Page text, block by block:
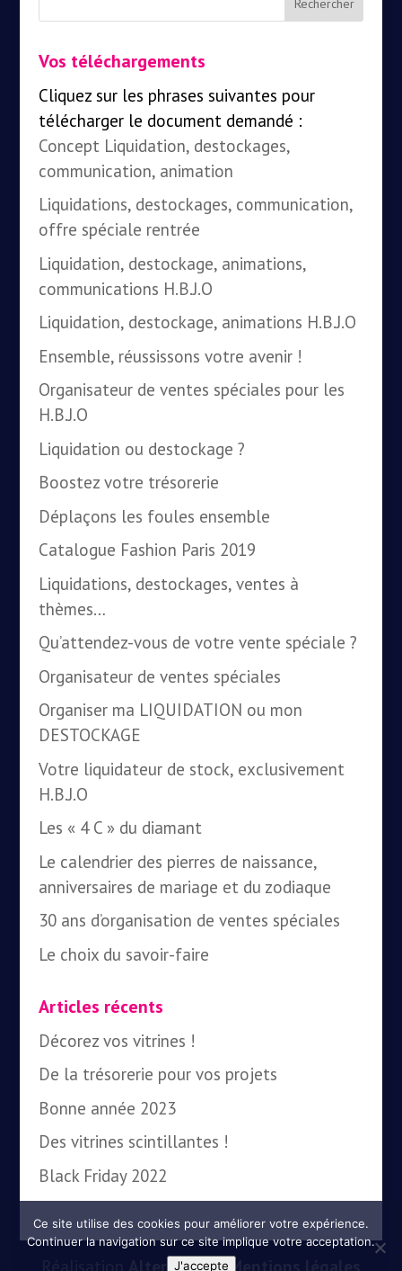
Vos téléchargements
Cliquez sur les phrases suivantes pour
télécharger le document demandé :
Concept Liquidation, destockages,
communication, animation
Liquidations, destockages, communication,
offre spéciale rentrée
Liquidation, destockage, animations,
communications H.B.J.O
Liquidation, destockage, animations H.B.J.O
Ensemble, réussissons votre avenir !
Organisateur de ventes spéciales pour les
H.B.J.O
Liquidation ou destockage ?
Boostez votre trésorerie
Déplaçons les foules ensemble
Catalogue Fashion Paris 2019
Liquidations, destockages, ventes à
thèmes…
Qu’attendez-vous de votre vente spéciale ?
Organisateur de ventes spéciales
Organiser ma LIQUIDATION ou mon
DESTOCKAGE
Votre liquidateur de stock, exclusivement
H.B.J.O
Les « 4 C » du diamant
Le calendrier des pierres de naissance,
anniversaires de mariage et du zodiaque
30 ans d’organisation de ventes spéciales
Le choix du savoir-faire
Articles récents
Décorez vos vitrines !
De la trésorerie pour vos projets
Bonne année 2023
Des vitrines scintillantes !
Black Friday 2022
AlterEgo13-
Ce site utilise des cookies pour améliorer votre expérience.
Continuer la navigation sur ce site implique votre acceptation.
J'accepte